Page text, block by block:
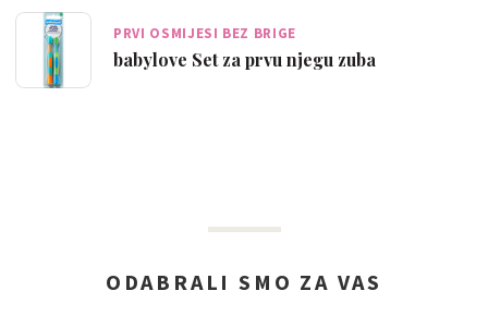
PRVI OSMIJESI BEZ BRIGE
babylove Set za prvu njegu zuba